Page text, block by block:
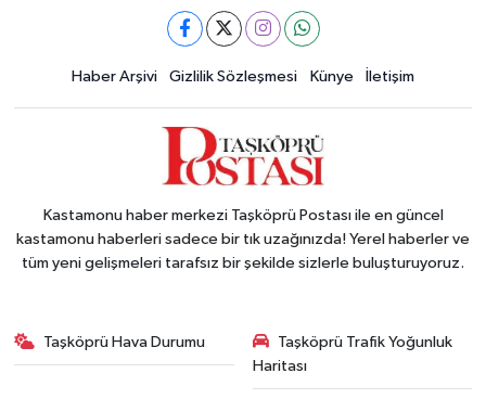
Haber Arşivi Gizlilik Sözleşmesi Künye İletişim
Kastamonu haber merkezi Taşköprü Postası ile en güncel
kastamonu haberleri sadece bir tık uzağınızda! Yerel haberler ve
tüm yeni gelişmeleri tarafsız bir şekilde sizlerle buluşturuyoruz.
Taşköprü Hava Durumu
Taşköprü Trafik Yoğunluk
Haritası